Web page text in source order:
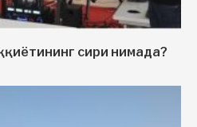
сири нимада?